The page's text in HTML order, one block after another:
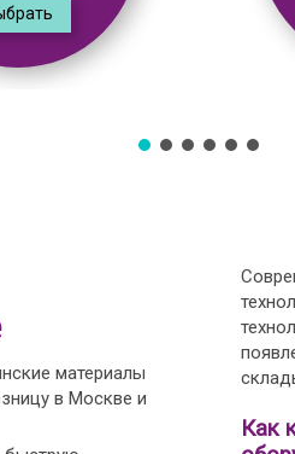
материалы
в Москве и
Как